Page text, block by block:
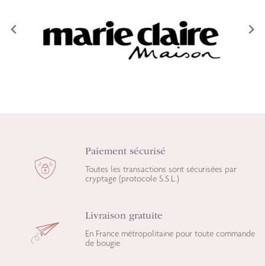
< >
Paiement sécurisé
Toutes les transactions sont sécurisées par
cryptage (protocole S.S.L.)
Livraison gratuite
En France métropolitaine pour toute commande
de bougie